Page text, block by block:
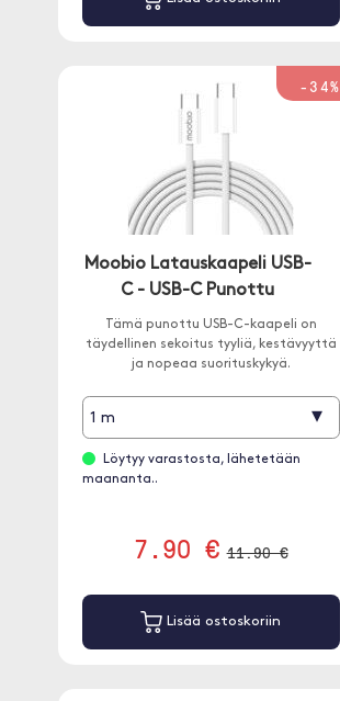
-34%
Moobio Latauskaapeli USB-
C - USB-C Punottu
Tämä punottu USB-C-kaapeli on
täydellinen sekoitus tyyliä, kestävyyttä
ja nopeaa suorituskykyä.
1 m ▾
Löytyy varastosta, lähetetään
maananta..
7.90 € 11.90 €
Lisää ostoskoriin